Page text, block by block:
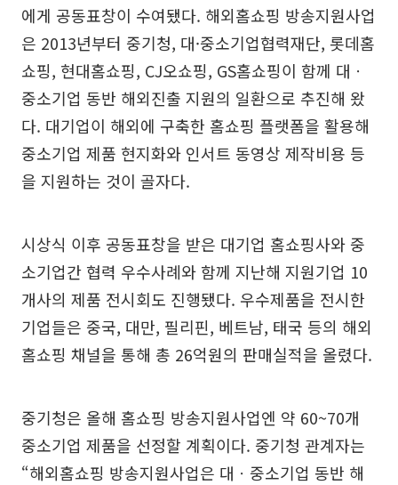
에게 공동표창이 수여됐다. 해외홈쇼핑 방송지원사업
은 2013년부터 중기청, 대·중소기업협력재단, 롯데홈
쇼핑, 현대홈쇼핑, CJ오쇼핑, GS홈쇼핑이 함께 대ㆍ
중소기업 동반 해외진출 지원의 일환으로 추진해 왔
다. 대기업이 해외에 구축한 홈쇼핑 플랫폼을 활용해
중소기업 제품 현지화와 인서트 동영상 제작비용 등
을 지원하는 것이 골자다.
시상식 이후 공동표창을 받은 대기업 홈쇼핑사와 중
소기업간 협력 우수사례와 함께 지난해 지원기업 10
개사의 제품 전시회도 진행됐다. 우수제품을 전시한
기업들은 중국, 대만, 필리핀, 베트남, 태국 등의 해외
홈쇼핑 채널을 통해 총 26억원의 판매실적을 올렸다.
중기청은 올해 홈쇼핑 방송지원사업엔 약 60~70개
중소기업 제품을 선정할 계획이다. 중기청 관계자는
“해외홈쇼핑 방송지원사업은 대ㆍ중소기업 동반 해